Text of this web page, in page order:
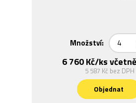
Množství:
6 760 Kč/ks
5 587 Kč bez DPH
Objednat